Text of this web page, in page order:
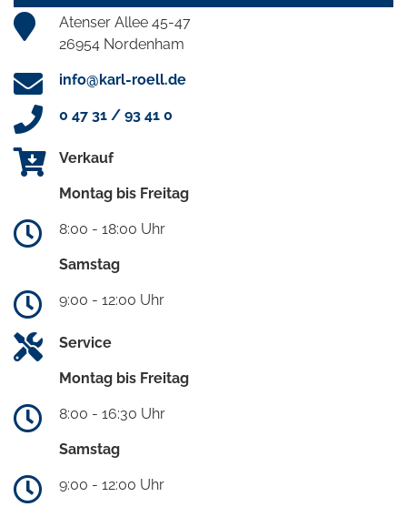
Atenser Allee 45-47
26954 Nordenham
info@karl-roell.de
0 47 31 / 93 41 0
Verkauf
Montag bis Freitag
8:00 - 18:00 Uhr
Samstag
9:00 - 12:00 Uhr
Service
Montag bis Freitag
8:00 - 16:30 Uhr
Samstag
9:00 - 12:00 Uhr